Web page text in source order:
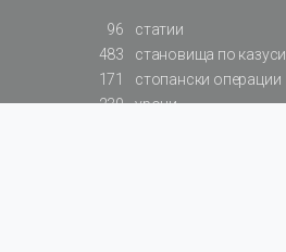
96
статии
483
становища по казуси
171
стопански операции
230
уроци